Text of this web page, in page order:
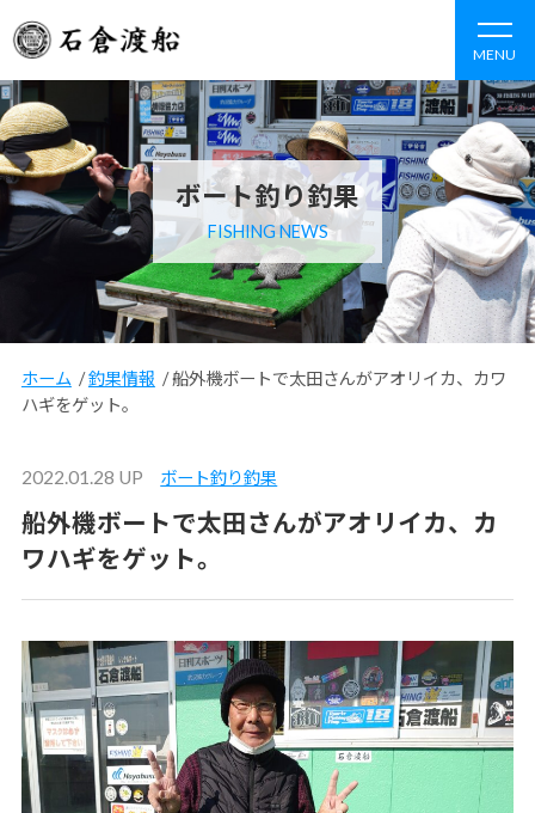
MENU
ボート釣り釣果
FISHING NEWS
ホーム /釣果情報 /船外機ボートで太田さんがアオリイカ、カワ
ハギをゲット。
2022.01.28 UP ボート釣り釣果
船外機ボートで太田さんがアオリイカ、カ
ワハギをゲット。